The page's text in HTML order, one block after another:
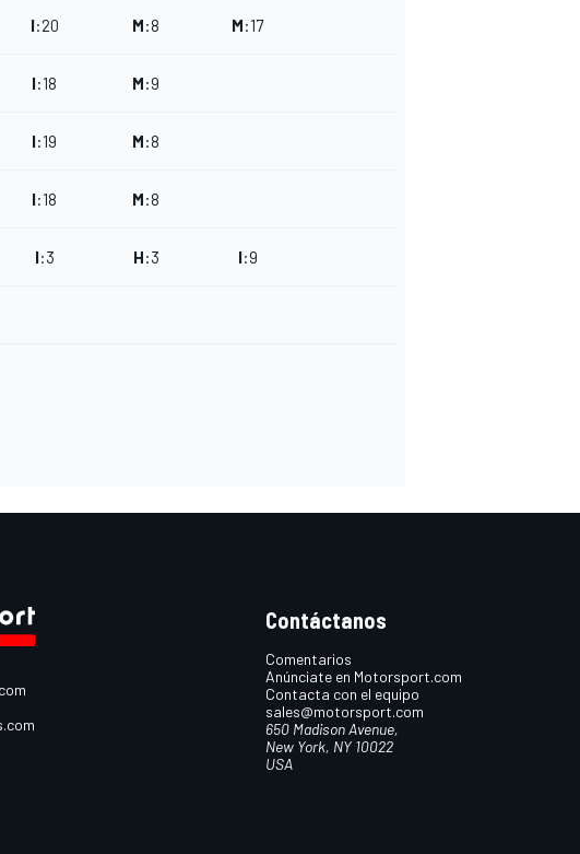
I:20 M:8 M:17
I:18 M:9
I:19 M:8
I:18 M:8
I:3 H:3 I:9
Contáctanos
Comentarios
Anúnciate en Motorsport.com
Contacta con el equipo
sales@motorsport.com
650 Madison Avenue,
New York, NY 10022
USA